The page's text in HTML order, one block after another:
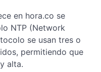
en hora.co se
NTP (Network
se usan tres o
permitiendo que
alta.